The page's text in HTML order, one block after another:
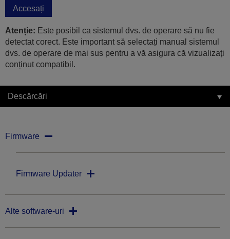
Accesați
Atenție: Este posibil ca sistemul dvs. de operare să nu fie
detectat corect. Este important să selectați manual sistemul
dvs. de operare de mai sus pentru a vă asigura că vizualizați
conținut compatibil.
Descărcări
Firmware
Firmware Updater
Alte software-uri